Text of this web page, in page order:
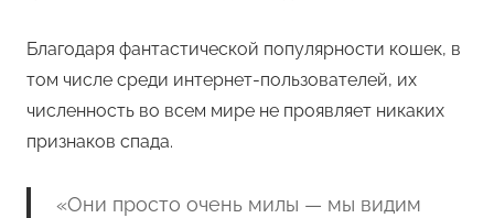
Благодаря фантастической популярности кошек, в
том числе среди интернет-пользователей, их
численность во всем мире не проявляет никаких
признаков спада.
«Они просто очень милы — мы видим